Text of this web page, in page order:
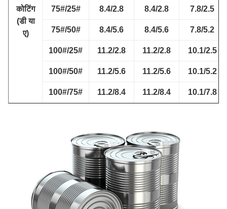
कोटिंग
(डी या
ए)
75#/25# 8.4/2.8 8.4/2.8 7.8/2.5
75#/50# 8.4/5.6 8.4/5.6 7.8/5.2
100#/25# 11.2/2.8 11.2/2.8 10.1/2.5
100#/50# 11.2/5.6 11.2/5.6 10.1/5.2
100#/75# 11.2/8.4 11.2/8.4 10.1/7.8